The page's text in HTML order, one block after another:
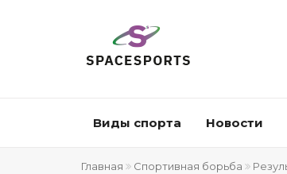
Виды спорта Новости
Главная Спортивная борьба